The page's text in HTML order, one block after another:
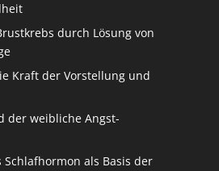
durch Lösung von
Kraft der Vorstellung und
der weibliche Angst-
als Basis der